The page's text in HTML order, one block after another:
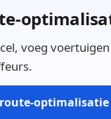
voeg
optimalisatie